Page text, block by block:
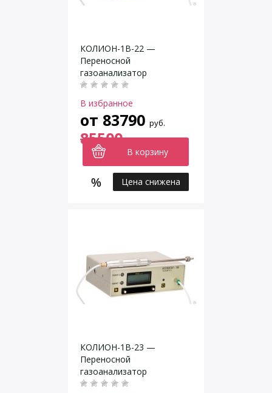
КОЛИОН-1В-22 —
Переносной
газоанализатор
В избранное
от 83790 руб.
85500
В корзину
Цена снижена
КОЛИОН-1В-23 —
Переносной
газоанализатор